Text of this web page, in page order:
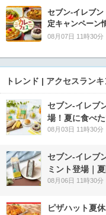
セブン‐イレブ
定キャンペーン
08月07日 11時30分
トレンド | アクセスラン
セブン‐イレブ
場！夏に食べ
08月03日 11時30分
セブン‐イレブ
ミント登場｜
08月06日 11時30分
ピザハット夏